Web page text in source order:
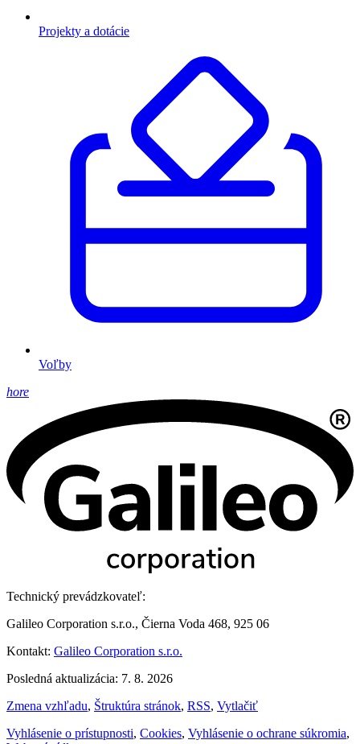
Projekty a dotácie
Voľby
hore
Technický prevádzkovateľ:
Galileo Corporation s.r.o., Čierna Voda 468, 925 06
Kontakt: Galileo Corporation s.r.o.
Posledná aktualizácia: 7. 8. 2026
Zmena vzhľadu, Štruktúra stránok, RSS, Vytlačiť
Vyhlásenie o prístupnosti, Cookies, Vyhlásenie o ochrane súkromia,